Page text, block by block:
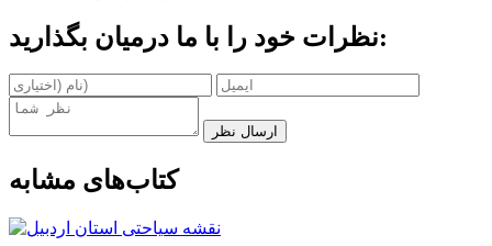
نظرات خود را با ما درمیان بگذارید:
ارسال نظر
کتاب‌های مشابه